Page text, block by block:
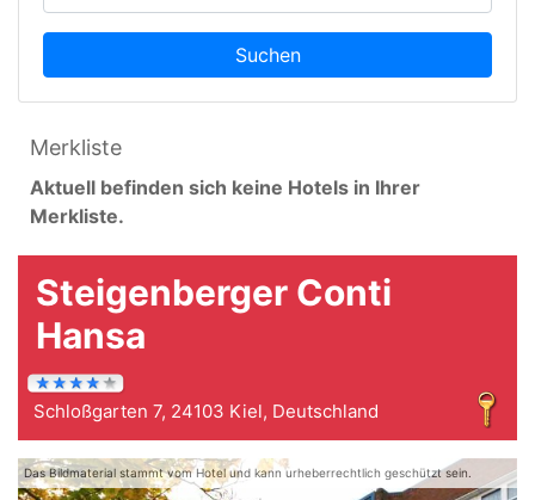
Suchen
Merkliste
Aktuell befinden sich keine Hotels in Ihrer
Merkliste.
Steigenberger Conti
Hansa
Schloßgarten 7, 24103 Kiel, Deutschland
Das Bildmaterial stammt vom Hotel und kann urheberrechtlich geschützt sein.